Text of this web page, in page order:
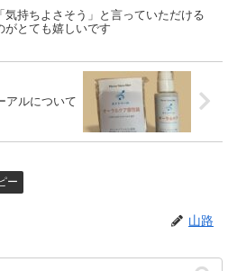
「気持ちよさそう」と言っていただける
がとても嬉しいです
アルについて
ー
山路